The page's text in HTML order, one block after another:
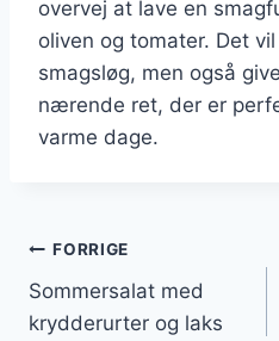
overvej at lave en
oliven og tomater. Det
smagsløg, men også
nærende ret, der er
varme dage.
FORRIGE
Sommersalat med
krydderurter og laks